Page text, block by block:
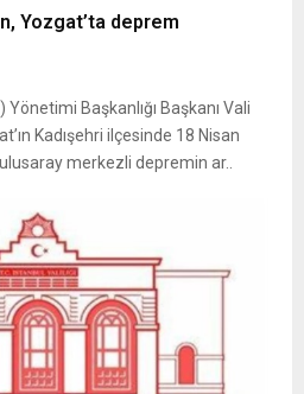
Yozgat’ta deprem
Başkanlığı Başkanı Vali
Kadışehri ilçesinde 18 Nisan
merkezli depremin ar..